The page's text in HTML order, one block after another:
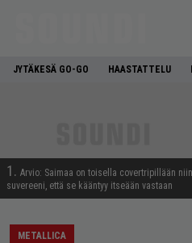
JYTÄKESÄ GO-GO HAASTATTELU
1. Arvio: Saimaa on toisella covertripillään niin
suvereeni, että se kääntyy itseään vastaan
METALLICA